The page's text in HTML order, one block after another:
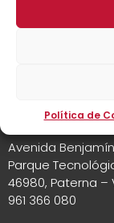
Política de
Avenida
Parque
46980, Paterna –
961 366 080